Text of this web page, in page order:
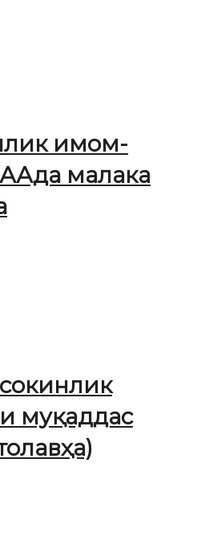
имом-
малака
муқаддас